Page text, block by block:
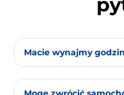
Macie wynajmy
Najkrótszy wynajem